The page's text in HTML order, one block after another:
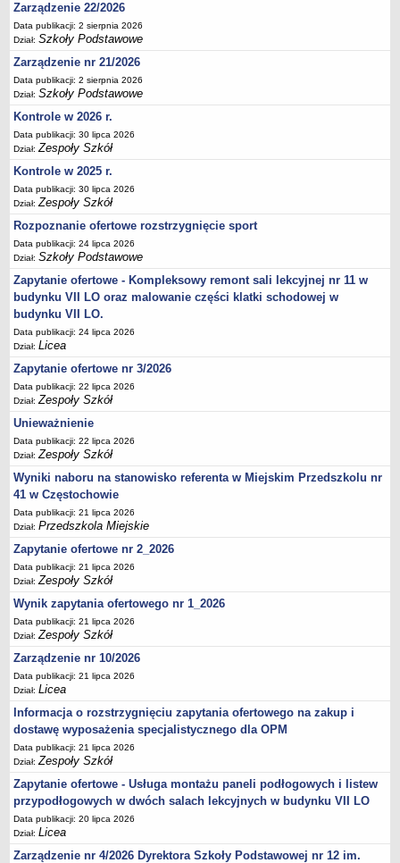
Kontrole
Rejestry, ewidencje, archiwa
Sprawozdania
Deklaracja dostępności
PORADNIE PSYCHOLOGICZNO-PEDAGOGICZNE
Zespół Poradni
BIURO FINANSÓW OŚWIATY
Dane podstawowe
Majątek
Godziny dyżurów
Ogłoszenia
Zarządzenia
Rejestry, ewidencje, archiwa
Kontrole
PONOWNE WYKORZYSTYWANIE
Sprawozdania
Deklaracja dostępności
DEKLARACJA DOSTĘPNOŚCI
OŚWIADCZENIA MAJĄTKOWE
PONOWNE WYKORZYSTYWANIE
UDOSTĘPNIANIE INFORMACJI PUBLICZNEJ
OCHRONA DANYCH OSOBOWYCH
Zarządzenie 22/2026
Data publikacji: 2 sierpnia 2026
Dział:Szkoły Podstawowe
Zarządzenie nr 21/2026
Data publikacji: 2 sierpnia 2026
Dział:Szkoły Podstawowe
Kontrole w 2026 r.
Data publikacji: 30 lipca 2026
Dział:Zespoły Szkół
Kontrole w 2025 r.
Data publikacji: 30 lipca 2026
Dział:Zespoły Szkół
Rozpoznanie ofertowe rozstrzygnięcie sport
Data publikacji: 24 lipca 2026
Dział:Szkoły Podstawowe
Zapytanie ofertowe - Kompleksowy remont sali lekcyjnej nr 11 w
budynku VII LO oraz malowanie części klatki schodowej w
budynku VII LO.
Data publikacji: 24 lipca 2026
Dział:Licea
Zapytanie ofertowe nr 3/2026
Data publikacji: 22 lipca 2026
Dział:Zespoły Szkół
Unieważnienie
Data publikacji: 22 lipca 2026
Dział:Zespoły Szkół
Wyniki naboru na stanowisko referenta w Miejskim Przedszkolu nr
41 w Częstochowie
Data publikacji: 21 lipca 2026
Dział:Przedszkola Miejskie
Zapytanie ofertowe nr 2_2026
Data publikacji: 21 lipca 2026
Dział:Zespoły Szkół
Wynik zapytania ofertowego nr 1_2026
Data publikacji: 21 lipca 2026
Dział:Zespoły Szkół
Zarządzenie nr 10/2026
Data publikacji: 21 lipca 2026
Dział:Licea
Informacja o rozstrzygnięciu zapytania ofertowego na zakup i
dostawę wyposażenia specjalistycznego dla OPM
Data publikacji: 21 lipca 2026
Dział:Zespoły Szkół
Zapytanie ofertowe - Usługa montażu paneli podłogowych i listew
przypodłogowych w dwóch salach lekcyjnych w budynku VII LO
Data publikacji: 20 lipca 2026
Dział:Licea
Zarządzenie nr 4/2026 Dyrektora Szkoły Podstawowej nr 12 im.